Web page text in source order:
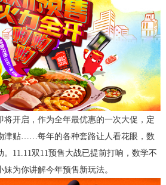
将开启 ， 作为全年最优惠的一次大促 ， 定
津贴……每年的各种套路让人看花眼 ， 数
。 11.11双 11预售大战已提前打响 ， 数学不
妹为你讲解今年预售新玩法。